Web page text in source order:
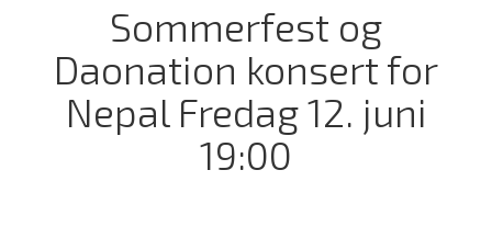
Sommerfest og
Daonation konsert for
Nepal Fredag 12. juni
19:00